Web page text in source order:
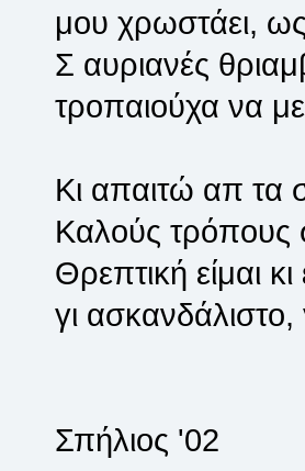
μου χρωστάει,
Σ αυριανές
τροπαιούχα να
Κι απαιτώ απ τα
Καλούς τρόπους
Θρεπτική είμαι
γι
Σπήλιος '02